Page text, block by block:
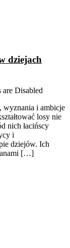
dziejach
are Disabled
wyznania i ambicje
losy nie
nich łacińscy
i
dziejów. Ich
[…]